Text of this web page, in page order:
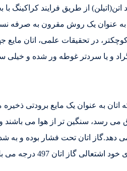
از طریق فرایند کراکینگ
عنوان یک روش مقرون به صرفه
در تحقیقات علمی، اتان
اتان به عنوان یک مایع برودتی
می رسد، سنگین تر از هوا می
می دهد.گاز اتان تحت فشار بوده
گاز اتان باید به صورت ایستاده حمل شود.